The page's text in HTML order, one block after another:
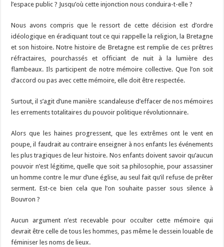
l’espace public ? Jusqu’où cette injonction nous conduira-t-elle ?
Nous avons compris que le ressort de cette décision est d’ordre
idéologique en éradiquant tout ce qui rappelle la religion, la Bretagne
et son histoire. Notre histoire de Bretagne est remplie de ces prêtres
réfractaires, pourchassés et officiant de nuit à la lumière des
flambeaux. Ils participent de notre mémoire collective. Que l’on soit
d’accord ou pas avec cette mémoire, elle doit être respectée.
Surtout, il s’agit d’une manière scandaleuse d’effacer de nos mémoires
les errements totalitaires du pouvoir politique révolutionnaire.
Alors que les haines progressent, que les extrêmes ont le vent en
poupe, il faudrait au contraire enseigner à nos enfants les événements
les plus tragiques de leur histoire. Nos enfants doivent savoir qu’aucun
pouvoir n’est légitime, quelle que soit sa philosophie, pour assassiner
un homme contre le mur d’une église, au seul fait qu’il refuse de prêter
serment. Est-ce bien cela que l’on souhaite passer sous silence à
Bouvron ?
Aucun argument n’est recevable pour occulter cette mémoire qui
devrait être celle de tous les hommes, pas même le dessein louable de
féminiser les noms de lieux.